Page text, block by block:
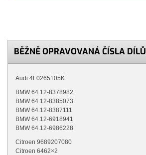
BĚŽNĚ OPRAVOVANÁ ČÍSLA DÍLŮ
Audi 4L0265105K
BMW64.12-8378982
BMW64.12-8385073
BMW64.12-8387111
BMW64.12-6918941
BMW64.12-6986228
Citroen 9689207080
Citroen 6462×2